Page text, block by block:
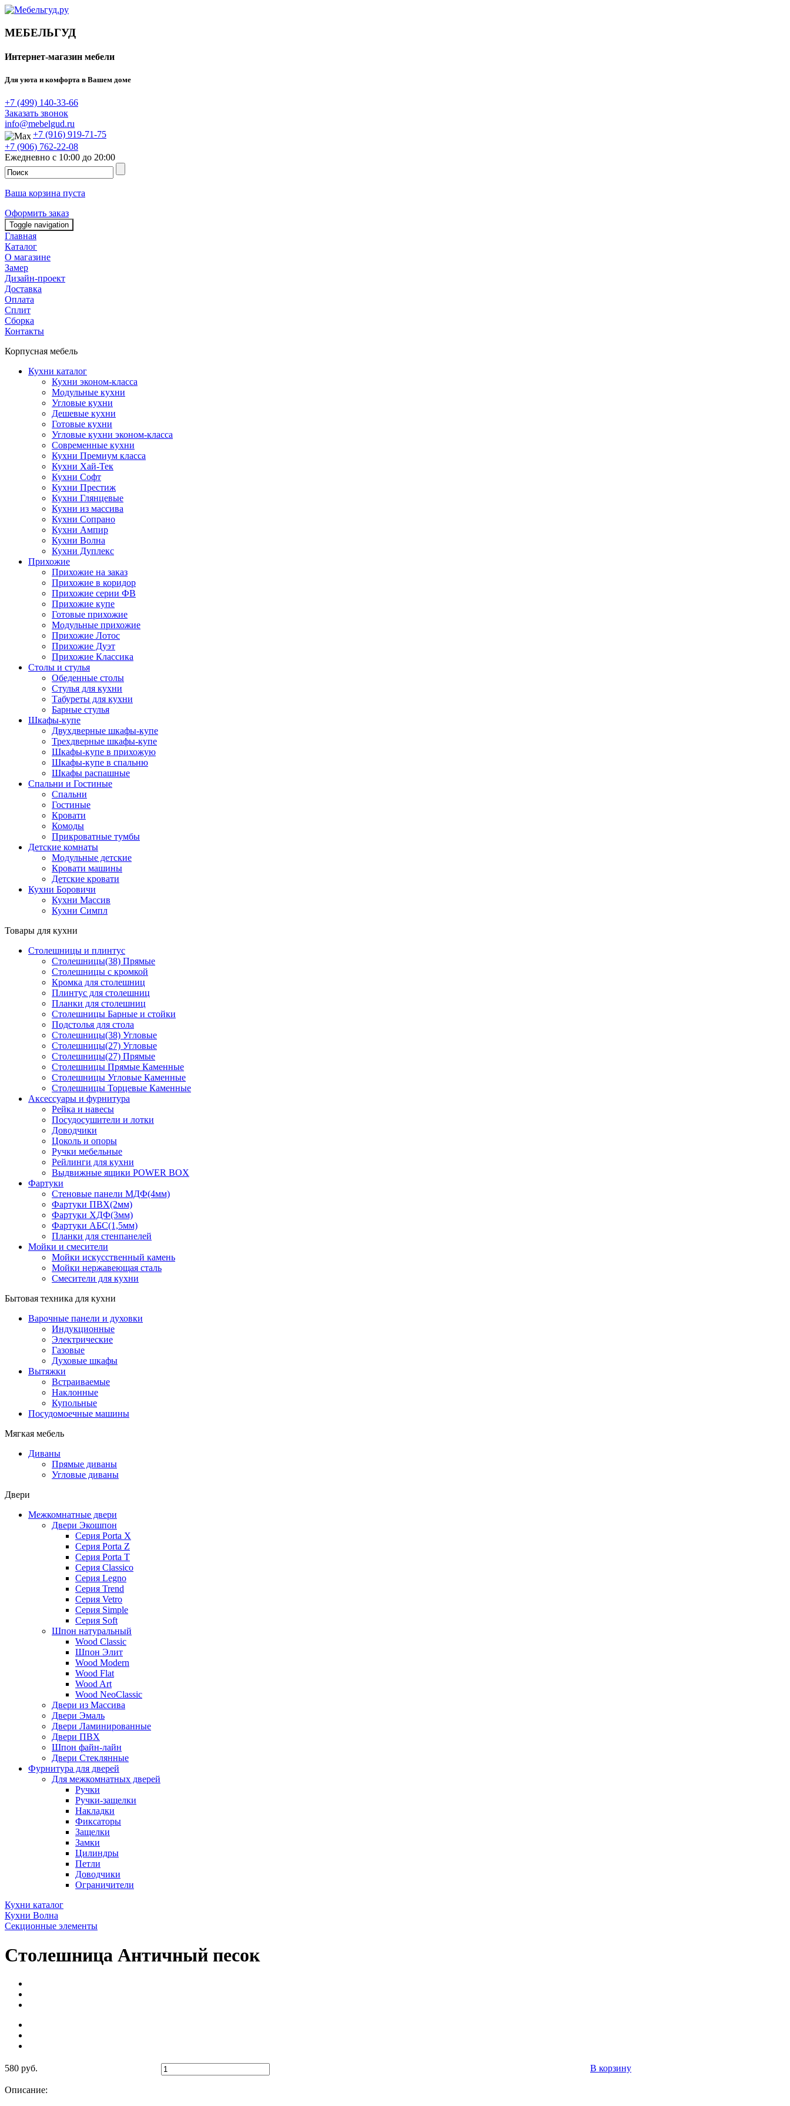
МЕБЕЛЬГУД
Интернет-магазин мебели
Для уюта и комфорта в Вашем доме
+7 (499) 140-33-66
Заказать звонок
info@mebelgud.ru
+7 (916) 919-71-75
+7 (906) 762-22-08
Ежедневно с 10:00 до 20:00
Ваша корзина пуста
Оформить заказ
Toggle navigation
Главная
Каталог
О магазине
Замер
Дизайн-проект
Доставка
Оплата
Сплит
Сборка
Контакты
Корпусная мебель
Кухни каталог
Кухни эконом-класса
Модульные кухни
Угловые кухни
Дешевые кухни
Готовые кухни
Угловые кухни эконом-класса
Современные кухни
Кухни Премиум класса
Кухни Хай-Тек
Кухни Софт
Кухни Престиж
Кухни Глянцевые
Кухни из массива
Кухни Сопрано
Кухни Ампир
Кухни Волна
Кухни Дуплекс
Прихожие
Прихожие на заказ
Прихожие в коридор
Прихожие серии ФВ
Прихожие купе
Готовые прихожие
Модульные прихожие
Прихожие Лотос
Прихожие Дуэт
Прихожие Классика
Столы и стулья
Обеденные столы
Стулья для кухни
Табуреты для кухни
Барные стулья
Шкафы-купе
Двухдверные шкафы-купе
Трехдверные шкафы-купе
Шкафы-купе в прихожую
Шкафы-купе в спальню
Шкафы распашные
Спальни и Гостиные
Спальни
Гостиные
Кровати
Комоды
Прикроватные тумбы
Детские комнаты
Модульные детские
Кровати машины
Детские кровати
Кухни Боровичи
Кухни Массив
Кухни Симпл
Товары для кухни
Столешницы и плинтус
Столешницы(38) Прямые
Столешницы с кромкой
Кромка для столешниц
Плинтус для столешниц
Планки для столешниц
Столешницы Барные и стойки
Подстолья для стола
Столешницы(38) Угловые
Столешницы(27) Угловые
Столешницы(27) Прямые
Столешницы Прямые Каменные
Столешницы Угловые Каменные
Столешницы Торцевые Каменные
Аксессуары и фурнитура
Рейка и навесы
Посудосушители и лотки
Доводчики
Цоколь и опоры
Ручки мебельные
Рейлинги для кухни
Выдвижные ящики POWER BOX
Фартуки
Стеновые панели МДФ(4мм)
Фартуки ПВХ(2мм)
Фартуки ХДФ(3мм)
Фартуки АБС(1,5мм)
Планки для стенпанелей
Мойки и смесители
Мойки искусственный камень
Мойки нержавеющая сталь
Смесители для кухни
Бытовая техника для кухни
Варочные панели и духовки
Индукционные
Электрические
Газовые
Духовые шкафы
Вытяжки
Встраиваемые
Наклонные
Купольные
Посудомоечные машины
Мягкая мебель
Диваны
Прямые диваны
Угловые диваны
Двери
Межкомнатные двери
Двери Экошпон
Серия Porta X
Серия Porta Z
Серия Porta T
Серия Classico
Серия Legno
Серия Trend
Серия Vetro
Серия Simple
Серия Soft
Шпон натуральный
Wood Classic
Шпон Элит
Wood Modern
Wood Flat
Wood Art
Wood NeoClassic
Двери из Массива
Двери Эмаль
Двери Ламинированные
Двери ПВХ
Шпон файн-лайн
Двери Стеклянные
Фурнитура для дверей
Для межкомнатных дверей
Ручки
Ручки-защелки
Накладки
Фиксаторы
Защелки
Замки
Цилиндры
Петли
Доводчики
Ограничители
Кухни каталог
Кухни Волна
Секционные элементы
Столешница Античный песок
580 руб. В корзину
Описание: